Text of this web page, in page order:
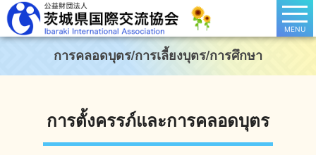
MENU
การคลอดบุตร/การเลี้ยงบุตร/การศึกษา
การตั้งครรภ์และการคลอดบุตร